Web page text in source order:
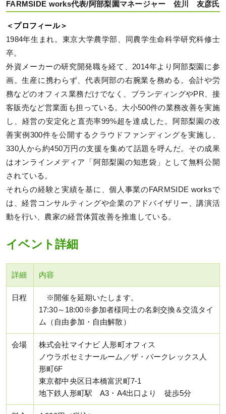
FARMSIDE works代表/阿部梨園マネージャー 佐川 友彦氏
＜プロフィール＞
1984年生まれ。東京大学農学部、同農学生命科学研究科修士
卒。
外資メーカーの研究開発職を経て、2014年より阿部梨園に参
画。生産に携わらず、代表阿部の右腕業を務める。会計や労
務などのオフィス業務だけでなく、ブランディングやPR、接
客販売など営業面も担っている。大小500件の業務改善を実施
し、経営の安定化と直売率99%超を達成した。阿部梨園の改
善実例300件を公開するクラウドファンディングを実施し、
330人から約450万円の支援を集めて話題を呼んだ。その成果
はオンラインメディア「阿部梨園の知恵袋」として無料公開
されている。
それらの経験と実績を基に、個人事業のFARMSIDE worksで
は、経営コンサルティングや企業のアドバイザリー、講演活
動を行い、農家の経営体質改善を推進している。
イベント詳細
詳細 内容
日程
※開催を延期いたします。
17:30～18:00※参加者様同士の名刺交換＆交流タイ
ム（自由参加・自由解散）
会場
株式会社マイナビ 人形町オフィス
ノウラボセミナールーム／ザ・パークレックス人
形町6F
東京都中央区日本橋富沢町7-1
地下鉄人形町駅 A3・A4出口より 徒歩5分